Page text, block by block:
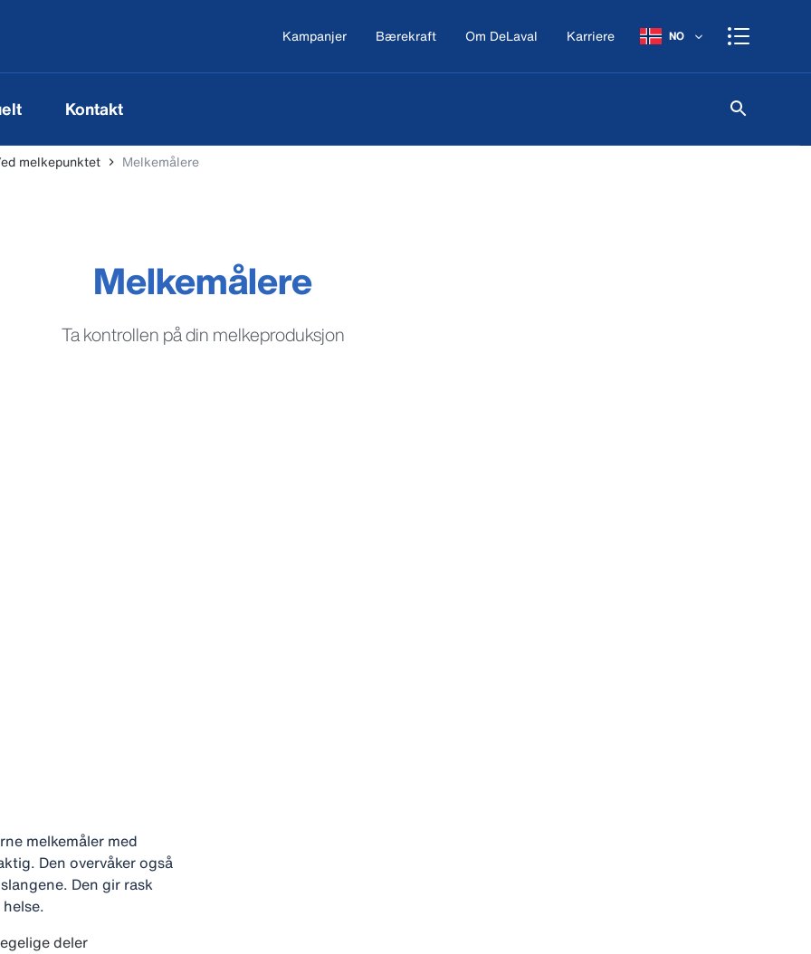
Kampanjer Bærekraft Om DeLaval Karriere NO
Kontakt
melkepunktet Melkemålere
Melkemålere
Ta kontrollen på din melkeproduksjon
melkemåler med
Den overvåker også
Den gir rask
deler